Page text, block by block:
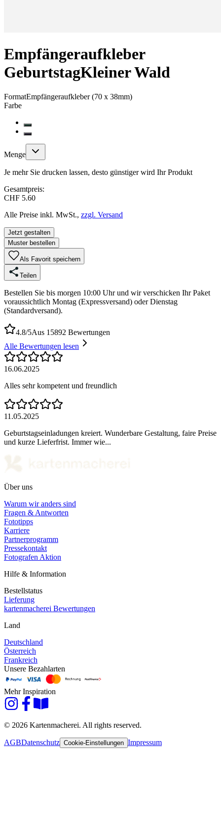
Empfängeraufkleber
GeburtstagKleiner Wald
FormatEmpfängeraufkleber (70 x 38mm)
Farbe
Menge
Je mehr Sie drucken lassen, desto günstiger wird Ihr Produkt
Gesamtpreis:
CHF 5.60
Alle Preise inkl. MwSt., zzgl. Versand
Jetzt gestalten
Muster bestellen
Als Favorit speichern
Teilen
Bestellen Sie bis morgen 10:00 Uhr und wir verschicken Ihr Paket
voraussichtlich Montag (Expressversand) oder Dienstag
(Standardversand).
4.8/5Aus 15892 Bewertungen
Alle Bewertungen lesen
16.06.2025
Alles sehr kompetent und freundlich
11.05.2025
Geburtstagseinladungen kreiert. Wunderbare Gestaltung, faire Preise
und kurze Lieferfrist. Immer wie...
Über uns
Warum wir anders sind
Fragen & Antworten
Fototipps
Karriere
Partnerprogramm
Pressekontakt
Fotografen Aktion
Hilfe & Information
Bestellstatus
Lieferung
kartenmacherei Bewertungen
Land
Deutschland
Österreich
Frankreich
Unsere Bezahlarten
Mehr Inspiration
© 2026 Kartenmacherei. All rights reserved.
AGBDatenschutz Cookie-Einstellungen Impressum